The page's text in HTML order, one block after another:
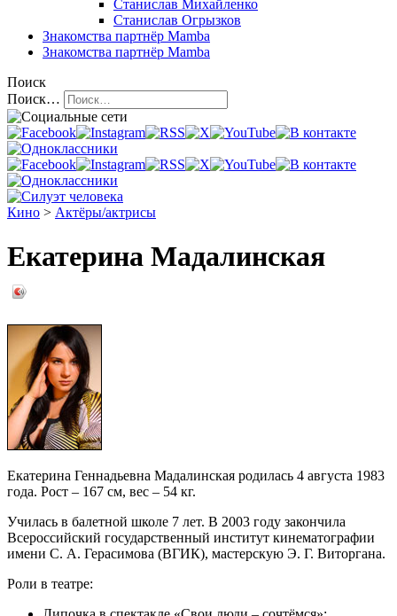
Станислав Михайленко
Станислав Огрызков
Знакомства партнёр Mamba
Знакомства партнёр Mamba
Поиск
Поиск…
Кино > Актёры/актрисы
Екатерина Мадалинская
Екатерина Геннадьевна Мадалинская родилась 4 августа 1983
года. Рост – 167 см, вес – 54 кг.
Училась в балетной школе 7 лет. В 2003 году закончила
Всероссийский государственный институт кинематографии
имени С. А. Герасимова (ВГИК), мастерскую Э. Г. Виторгана.
Роли в театре: